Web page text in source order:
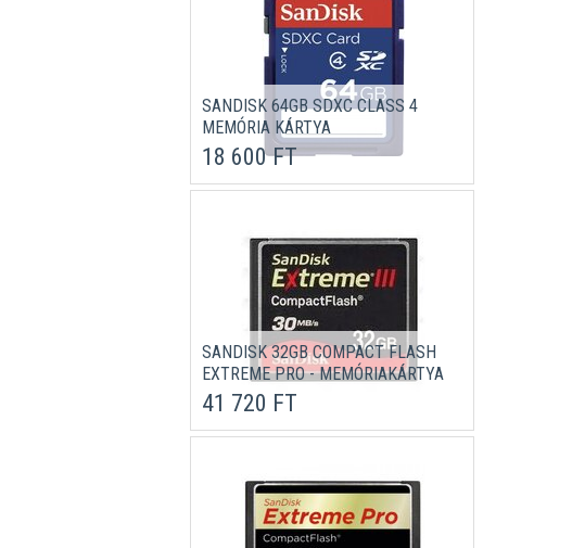
SANDISK 64GB SDXC CLASS 4
MEMÓRIA KÁRTYA
18 600 FT
SANDISK 32GB COMPACT FLASH
EXTREME PRO - MEMÓRIAKÁRTYA
41 720 FT